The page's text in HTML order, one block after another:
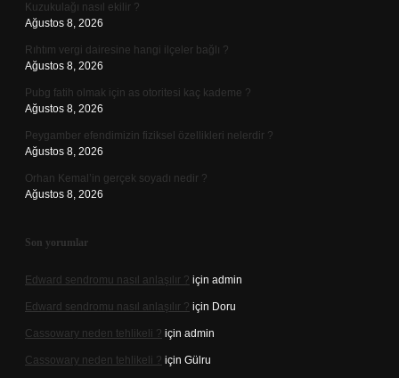
Kuzukulağı nasıl ekilir ?
Ağustos 8, 2026
Rıhtım vergi dairesine hangi ilçeler bağlı ?
Ağustos 8, 2026
Pubg fatih olmak için as otoritesi kaç kademe ?
Ağustos 8, 2026
Peygamber efendimizin fiziksel özellikleri nelerdir ?
Ağustos 8, 2026
Orhan Kemal’in gerçek soyadı nedir ?
Ağustos 8, 2026
Son yorumlar
Edward sendromu nasıl anlaşılır ? için admin
Edward sendromu nasıl anlaşılır ? için Doru
Cassowary neden tehlikeli ? için admin
Cassowary neden tehlikeli ? için Gülru